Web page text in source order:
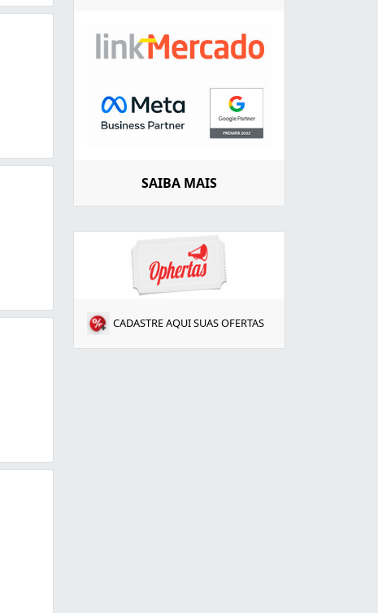
SAIBA MAIS
CADASTRE AQUI SUAS OFERTAS